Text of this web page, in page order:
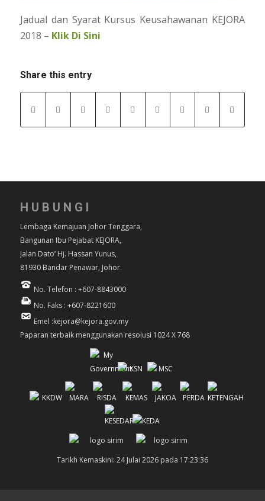
Jadual dan Syarat Kursus Keusahawanan KEJORA
2018 – Klik Di Sini
Share this entry
HUBUNGI
Lembaga Kemajuan Johor Tenggara,
Bangunan Ibu Pejabat KEJORA,
Jalan Dato’ Hj. Hassan Yunus,
81930 Bandar Penawar, Johor.
No. Telefon : +607-8843000
No. Faks : +607-8221600
Emel :kejora@kejora.gov.my
Paparan terbaik menggunakan resolusi 1024 X 768
Tarikh Kemaskini: 24 Julai 2026 pada 17:23:36